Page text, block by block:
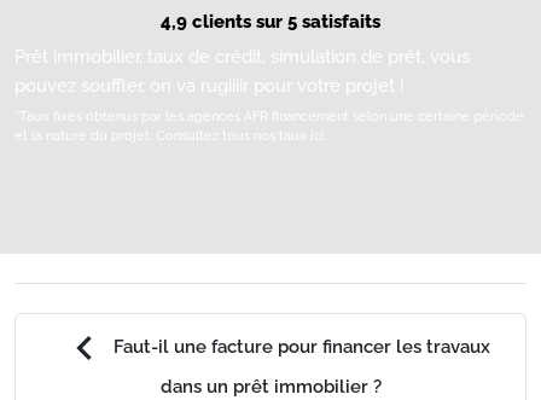
4,9 clients sur 5 satisfaits
Prêt immobilier, taux de crédit, simulation de prêt, vous
pouvez souffler, on va rugiiiir pour votre projet !
*Taux fixes obtenus par les agences AFR financement selon une certaine période
et la nature du projet.
Consultez tous nos taux ici.
chevron_left
Faut-il une facture pour financer les travaux
dans un prêt immobilier ?